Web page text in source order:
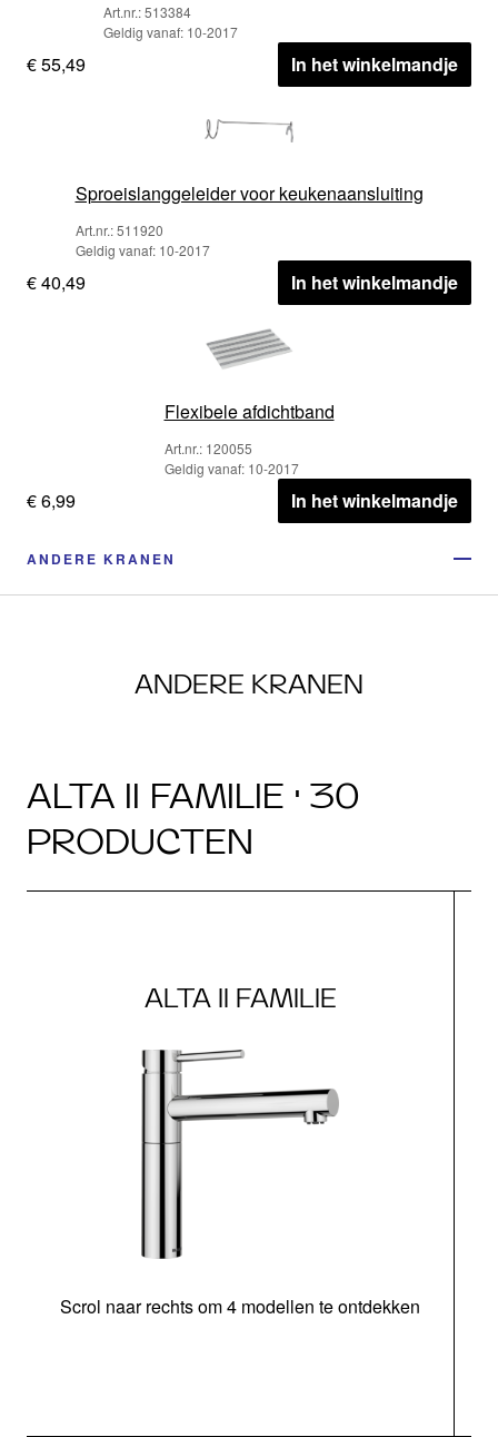
Art.nr.: 513384
Geldig vanaf: 10-2017
€ 55,49 In het winkelmandje
Sproeislanggeleider voor keukenaansluiting
Art.nr.: 511920
Geldig vanaf: 10-2017
€ 40,49 In het winkelmandje
Flexibele afdichtband
Art.nr.: 120055
Geldig vanaf: 10-2017
€ 6,99 In het winkelmandje
ANDERE KRANEN
ANDERE KRANEN
ALTA II FAMILIE · 30
PRODUCTEN
ALTA II FAMILIE
Scrol naar rechts om 4 modellen te ontdekken